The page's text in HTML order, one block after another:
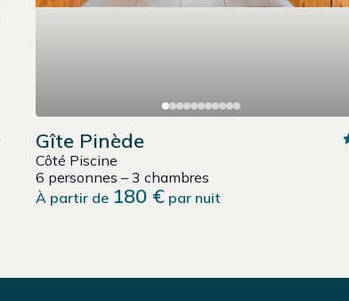
Gîte Pinède
Côté Piscine
6 personnes – 3 chambres
À partir de 180 € par nuit